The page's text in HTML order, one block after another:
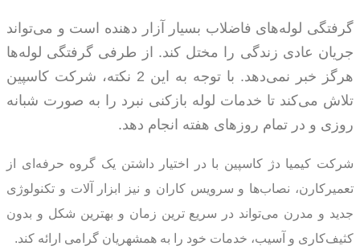
گرفتگی لوله‌های فاضلاب بسیار آزار دهنده است و می‌تواند
جریان عادی زندگی را مختل کند. از طرفی گرفتگی لوله‌ها
هرگز خبر نمی‌دهد. با توجه به این 2 نکته، شرکت کاسپین
تلاش می‌کند تا خدمات لوله بازکنی نبرد را به صورت شبانه
روزی و در تمام روزهای هفته انجام دهد.
شرکت کیمیا دژ کاسپین با در اختیار داشتن یک گروه حرفه‌ای از
تعمیرکارن، نصاب‌ها و سرویس کاران و نیز ابزار آلات و تکنولوژی
جدید و مدرن می‌تواند در سریع ترین زمان و بهترین شکل و بدون
کثیف‌کاری و آسیب، خدمات خود را به همشهریان گرامی ارائه کند.